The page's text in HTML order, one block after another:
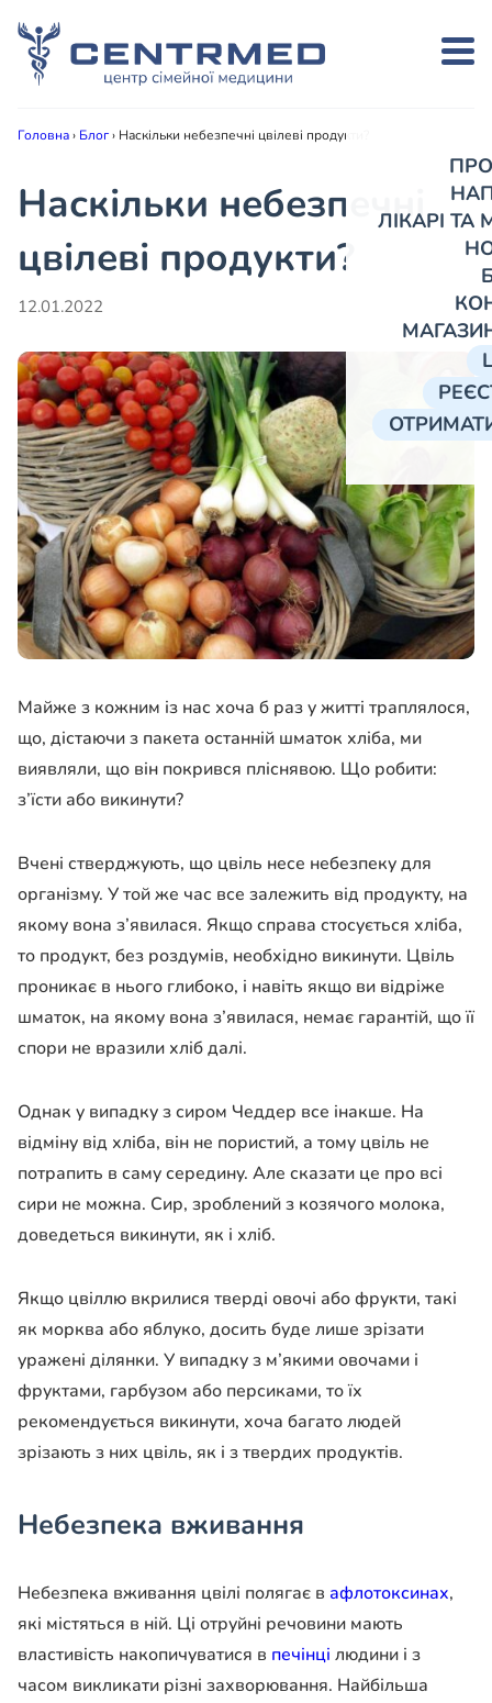
ЛІКАРІ
Головна› Блог› Наскільки небезпечні цвілеві продукти?
Наскільки небезпечні
цвілеві продукти?
12.01.2022
Майже з кожним із нас хоча б раз у житті траплялося,
що, дістаючи з пакета останній шматок хліба, ми
виявляли, що він покрився пліснявою. Що робити:
з’їсти або викинути?
Вчені стверджують, що цвіль несе небезпеку для
організму. У той же час все залежить від продукту, на
якому вона з’явилася. Якщо справа стосується хліба,
то продукт, без роздумів, необхідно викинути. Цвіль
проникає в нього глибоко, і навіть якщо ви відріже
шматок, на якому вона з’явилася, немає гарантій, що її
спори не вразили хліб далі.
Однак у випадку з сиром Чеддер все інакше. На
відміну від хліба, він не пористий, а тому цвіль не
потрапить в саму середину. Але сказати це про всі
сири не можна. Сир, зроблений з козячого молока,
доведеться викинути, як і хліб.
Якщо цвіллю вкрилися тверді овочі або фрукти, такі
як морква або яблуко, досить буде лише зрізати
уражені ділянки. У випадку з м’якими овочами і
фруктами, гарбузом або персиками, то їх
рекомендується викинути, хоча багато людей
зрізають з них цвіль, як і з твердих продуктів.
Небезпека вживання
Небезпека вживання цвілі полягає в афлотоксинах,
які містяться в ній. Ці отруйні речовини мають
властивість накопичуватися в печінці людини і з
часом викликати різні захворювання. Найбільша